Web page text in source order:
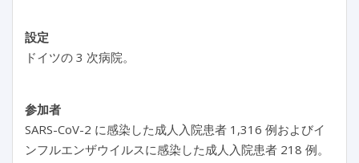
設定
ドイツの 3 次病院。
参加者
SARS-CoV-2 に感染した成人入院患者 1,316 例およびイ
ンフルエンザウイルスに感染した成人入院患者 218 例。